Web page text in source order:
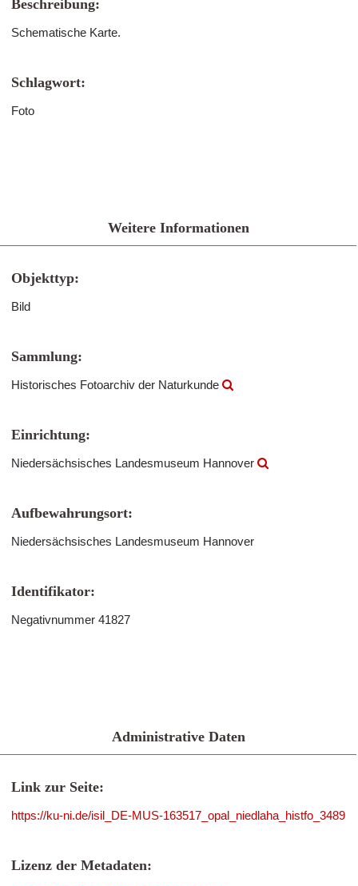
Beschreibung:
Schematische Karte.
Schlagwort:
Foto
Weitere Informationen
Objekttyp:
Bild
Sammlung:
Historisches Fotoarchiv der Naturkunde
Einrichtung:
Niedersächsisches Landesmuseum Hannover
Aufbewahrungsort:
Niedersächsisches Landesmuseum Hannover
Identifikator:
Negativnummer 41827
Administrative Daten
Link zur Seite:
https://ku-ni.de/isil_DE-MUS-163517_opal_niedlaha_histfo_3489
Lizenz der Metadaten: